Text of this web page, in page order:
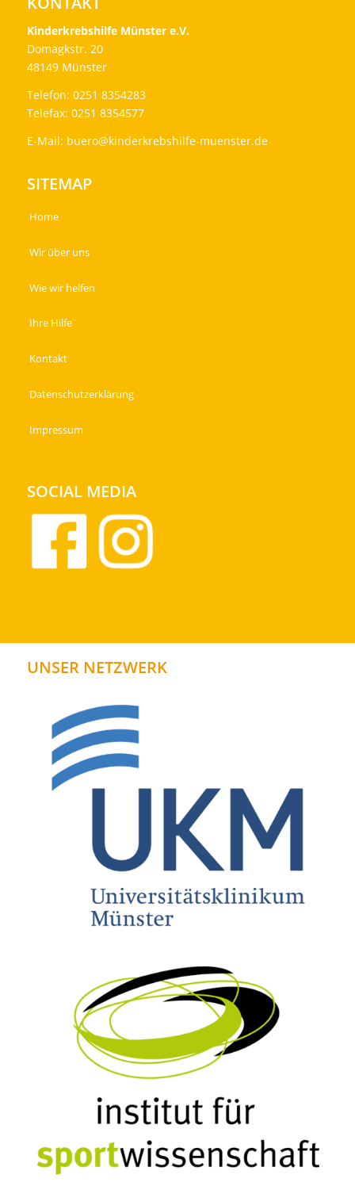
Kinderkrebshilfe Münster e.V.
Domagkstr. 20
48149 Münster
Telefon: 0251 8354283
Telefax: 0251 8354577
E-Mail: buero@kinderkrebshilfe-muenster.de
SITEMAP
Home
Wir über uns
Wie wir helfen
Ihre Hilfe
Kontakt
Datenschutzerklärung
Impressum
SOCIAL MEDIA
UNSER NETZWERK